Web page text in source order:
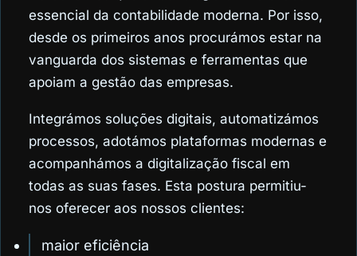
essencial da contabilidade moderna. Por isso,
desde os primeiros anos procurámos estar na
vanguarda dos sistemas e ferramentas que
apoiam a gestão das empresas.
Integrámos soluções digitais, automatizámos
processos, adotámos plataformas modernas e
acompanhámos a digitalização fiscal em
todas as suas fases. Esta postura permitiu-
nos oferecer aos nossos clientes:
maior eficiência